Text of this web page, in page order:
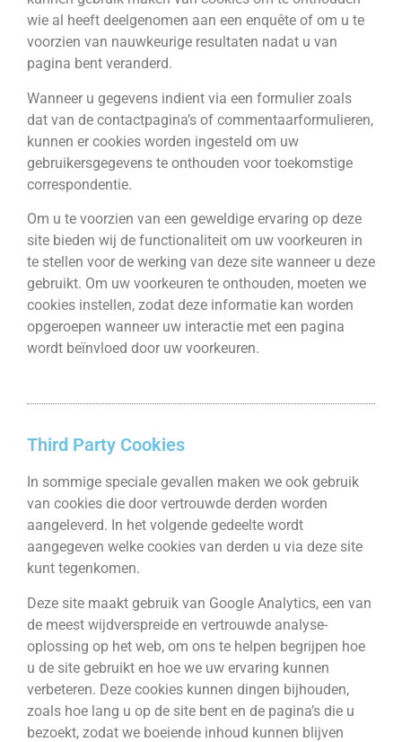
wie al heeft deelgenomen aan een enquête of om u te
voorzien van nauwkeurige resultaten nadat u van
pagina bent veranderd.
Wanneer u gegevens indient via een formulier zoals
dat van de contactpagina’s of commentaarformulieren,
kunnen er cookies worden ingesteld om uw
gebruikersgegevens te onthouden voor toekomstige
correspondentie.
Om u te voorzien van een geweldige ervaring op deze
site bieden wij de functionaliteit om uw voorkeuren in
te stellen voor de werking van deze site wanneer u deze
gebruikt. Om uw voorkeuren te onthouden, moeten we
cookies instellen, zodat deze informatie kan worden
opgeroepen wanneer uw interactie met een pagina
wordt beïnvloed door uw voorkeuren.
Third Party Cookies
In sommige speciale gevallen maken we ook gebruik
van cookies die door vertrouwde derden worden
aangeleverd. In het volgende gedeelte wordt
aangegeven welke cookies van derden u via deze site
kunt tegenkomen.
Deze site maakt gebruik van Google Analytics, een van
de meest wijdverspreide en vertrouwde analyse-
oplossing op het web, om ons te helpen begrijpen hoe
u de site gebruikt en hoe we uw ervaring kunnen
verbeteren. Deze cookies kunnen dingen bijhouden,
zoals hoe lang u op de site bent en de pagina’s die u
bezoekt, zodat we boeiende inhoud kunnen blijven